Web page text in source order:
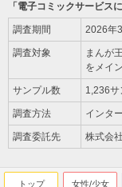
「電子コミックサービス
調査期間 2026年
調査対象
まんが
をメイ
サンプル数 1,236サ
調査方法 インタ
調査委託先 株式会
トップ 女性/少女